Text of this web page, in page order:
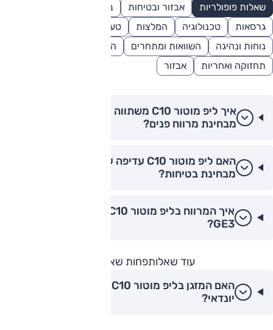
שאלות פופולריות אבזור ובטיחות בטיחות
גרסאות
טכנולוגיה המלצות טעינה וטווח
נוחות ונהיגה
השוואות ומתחרים
השוואה ותחרות
תחזוקה ואחריות
אבזור
מבחינת מרווח פנים?
מבחינת בטיחות?
GE3?
עוד שאלותפחות שאלות
יונדאי?